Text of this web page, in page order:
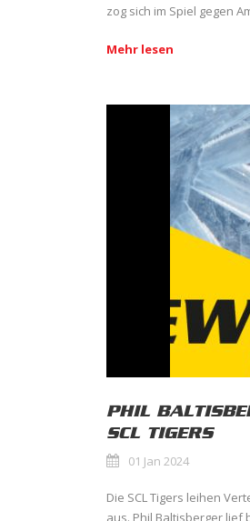
zog sich im Spiel gegen
Mehr lesen
PHIL
SCL TIGERS
01 Jan 2024
Die SCL Tigers leihen
aus. Phil Baltisberger lief